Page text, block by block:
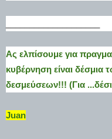
Ας ελπίσουμε για
κυβέρνηση είναι
δεσμεύσεων!!! (Για
Juan